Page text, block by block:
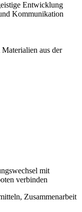
Entwicklung
Kommunikation
aus der
mit
verbinden
Zusammenarbeit